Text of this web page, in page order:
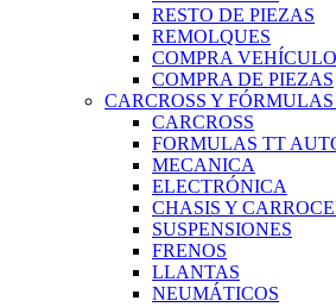
RESTO DE PIEZAS
REMOLQUES
COMPRA
COMPRA DE PIEZAS
CARCROSS Y
CARCROSS
FORMULAS TT
MECANICA
ELECTRÓNICA
CHASIS Y
SUSPENSIONES
FRENOS
LLANTAS
NEUMÁTICOS